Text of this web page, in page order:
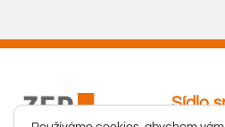
Sídlo
nebo jejich vypnutí najdete v